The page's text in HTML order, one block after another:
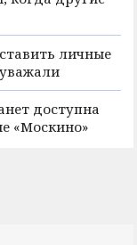
личные
доступна
«Москино»